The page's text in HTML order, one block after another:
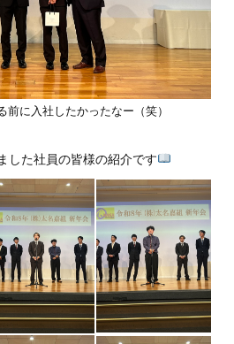
に入社したかったなー（笑）
した社員の皆様の紹介です